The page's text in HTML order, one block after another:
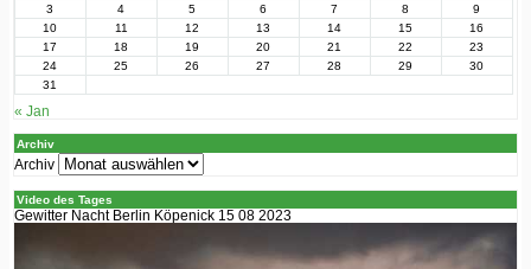
3
4 5 6 7 8
9
10
11 12 13 14 15
16
17
18 19 20 21 22
23
24
25 26 27 28 29
30
31
« Jan
Archiv
Archiv
Video des Tages
Gewitter Nacht Berlin Köpenick 15 08 2023